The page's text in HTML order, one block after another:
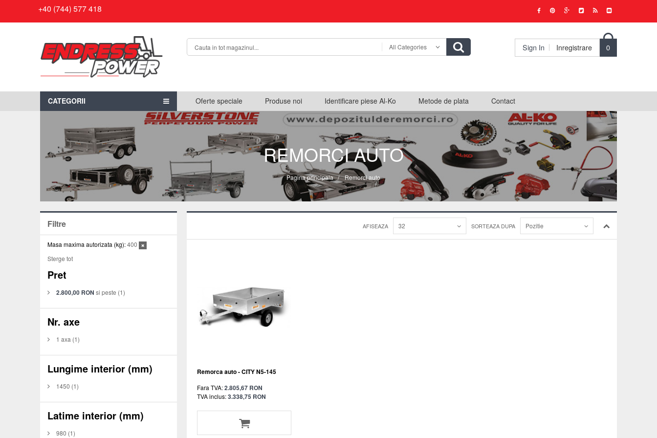
+40 (744) 577 418
All Categories

0
Sign In Inregistrare
Oferte speciale Produse noi Identificare piese Al-Ko Metode de plata Contact
CATEGORII
REMORCI AUTO
Pagina principala / Remorci auto
SORTEAZA DUPA Pozitie
AFISEAZA 32
Remorca auto - CITY N5-145
Fara TVA:2.805,67 RON
TVA inclus:3.338,75 RON
Filtre
Masa maxima autorizata (kg):400
Sterge tot
Pret
2.800,00 RON si peste (1)
Nr. axe
1 axa (1)
Lungime interior (mm)
1450 (1)
Latime interior (mm)
980 (1)